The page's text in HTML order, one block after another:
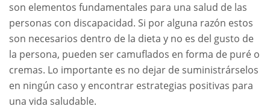
son elementos fundamentales para una salud de las
personas con discapacidad. Si por alguna razón estos
son necesarios dentro de la dieta y no es del gusto de
la persona, pueden ser camuflados en forma de puré o
cremas. Lo importante es no dejar de suministrárselos
en ningún caso y encontrar estrategias positivas para
una vida saludable.